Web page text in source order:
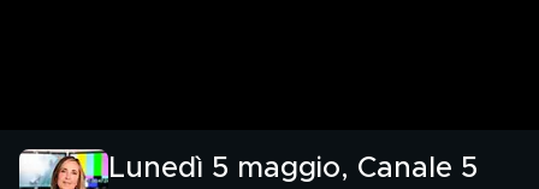
Lunedì 5 maggio, Canale 5